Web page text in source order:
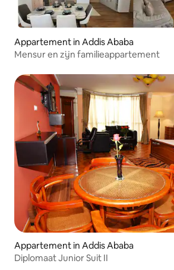
Appartement in Addis Ababa
Mensur en zijn familieappartement
Appartement in Addis Ababa
Diplomaat Junior Suit II